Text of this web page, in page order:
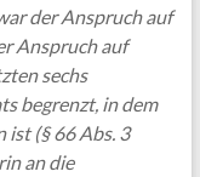
der Anspruch auf
Anspruch auf
sechs
begrenzt, in dem
ist (§ 66 Abs. 3
an die